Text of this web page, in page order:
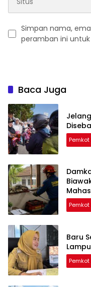
Simpan nama,
peramban ini
Baca Juga
Baru